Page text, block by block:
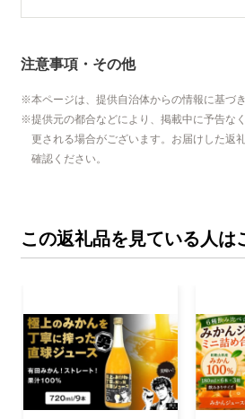
注意事項・その他
本ページは、提供自治体からの情報に基づ
提供元の都合などにより、掲載中に予告な
更される場合がございます。お届けした返
確認ください。
この返礼品を見ている人は